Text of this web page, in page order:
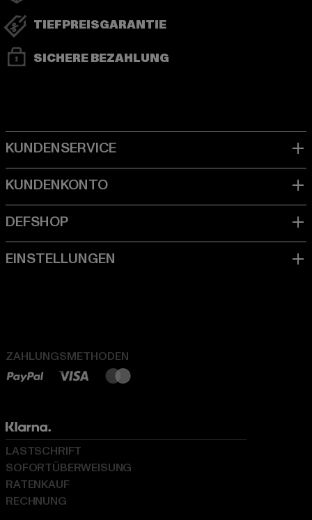
TIEFPREISGARANTIE
SICHERE BEZAHLUNG
ZAHLUNGSMETHODEN
LASTSCHRIFT
SOFORTÜBERWEISUNG
RATENKAUF
RECHNUNG